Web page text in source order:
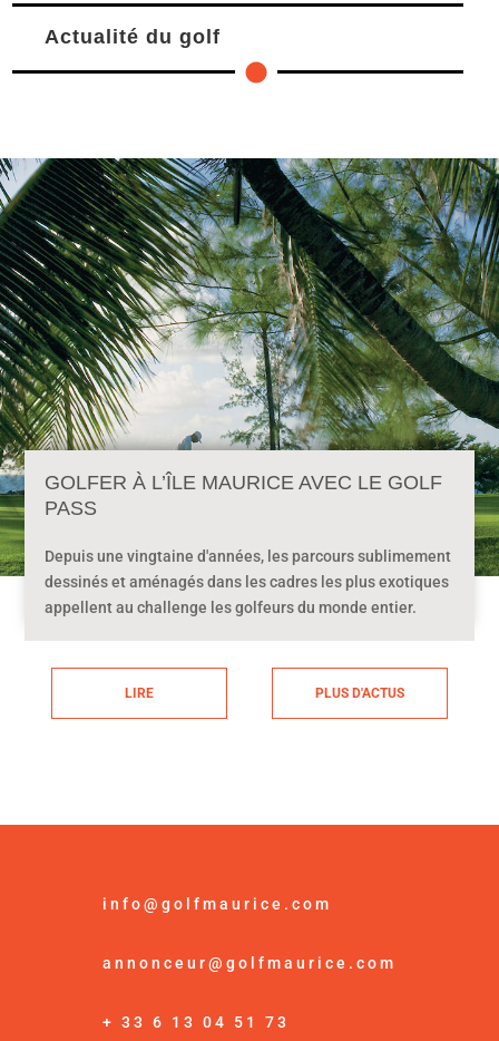
Actualité du golf
GOLFER À L’ÎLE MAURICE AVEC LE GOLF
PASS
Depuis une vingtaine d'années, les parcours sublimement
dessinés et aménagés dans les cadres les plus exotiques
appellent au challenge les golfeurs du monde entier.
LIRE PLUS D'ACTUS
info@golfmaurice.com
annonceur@golfmaurice.com
+ 33 6 13 04 51 73